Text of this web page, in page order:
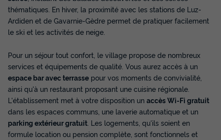
thématiques. En hiver, la proximité avec les stations de Luz-
Ardiden et de Gavarnie-Gèdre permet de pratiquer facilement
le ski et les activités de neige.
Pour un séjour tout confort, le village propose de nombreux
services et équipements de qualité. Vous aurez accès à un
espace bar avec terrasse pour vos moments de convivialité,
ainsi qu'à un restaurant proposant une cuisine régionale.
L'établissement met à votre disposition un accès Wi-Fi gratuit
dans les espaces communs, une laverie automatique et un
parking extérieur gratuit . Les logements, qu'ils soient en
formule location ou pension complète, sont fonctionnels et